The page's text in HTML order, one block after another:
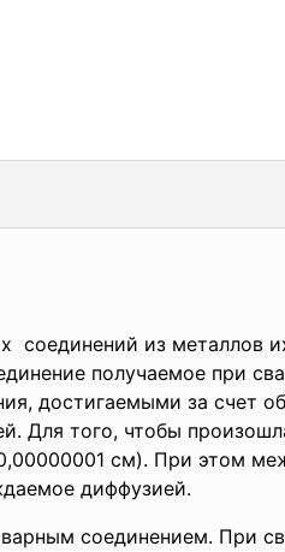
соединений из металлов
получаемое при
достигаемыми за счет
Для того, чтобы
см). При этом
диффузией.
соединением. При